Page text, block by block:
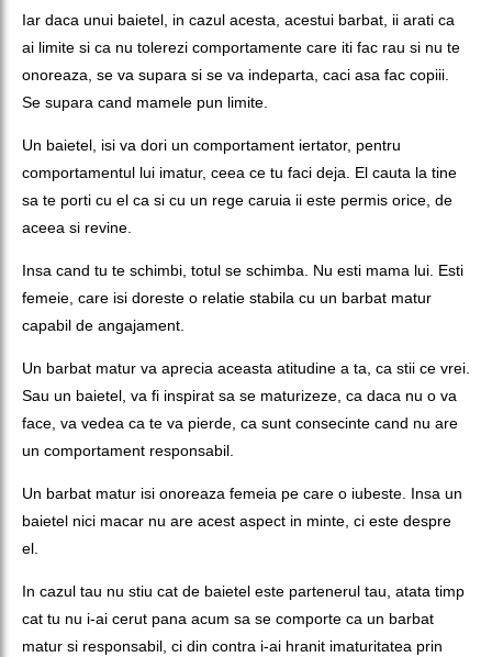
Iar daca unui baietel, in cazul acesta, acestui barbat, ii arati ca
ai limite si ca nu tolerezi comportamente care iti fac rau si nu te
onoreaza, se va supara si se va indeparta, caci asa fac copiii.
Se supara cand mamele pun limite.
Un baietel, isi va dori un comportament iertator, pentru
comportamentul lui imatur, ceea ce tu faci deja. El cauta la tine
sa te porti cu el ca si cu un rege caruia ii este permis orice, de
aceea si revine.
Insa cand tu te schimbi, totul se schimba. Nu esti mama lui. Esti
femeie, care isi doreste o relatie stabila cu un barbat matur
capabil de angajament.
Un barbat matur va aprecia aceasta atitudine a ta, ca stii ce vrei.
Sau un baietel, va fi inspirat sa se maturizeze, ca daca nu o va
face, va vedea ca te va pierde, ca sunt consecinte cand nu are
un comportament responsabil.
Un barbat matur isi onoreaza femeia pe care o iubeste. Insa un
baietel nici macar nu are acest aspect in minte, ci este despre
el.
In cazul tau nu stiu cat de baietel este partenerul tau, atata timp
cat tu nu i-ai cerut pana acum sa se comporte ca un barbat
matur si responsabil, ci din contra i-ai hranit imaturitatea prin